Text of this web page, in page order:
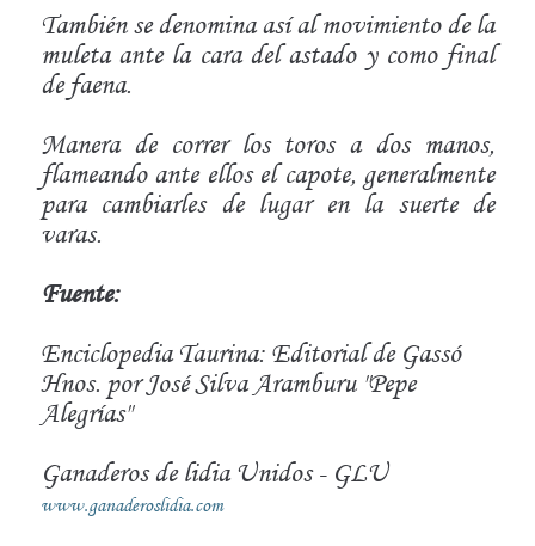
También se denomina así al movimiento de la
muleta ante la cara del astado y como final
de faena.
Manera de correr los toros a dos manos,
flameando ante ellos el capote, generalmente
para cambiarles de lugar en la suerte de
varas.
Fuente:
Enciclopedia Taurina: Editorial de Gassó
Hnos. por José Silva Aramburu "Pepe
Alegrías"
Ganaderos de lidia Unidos - GLU
www.ganaderoslidia.com